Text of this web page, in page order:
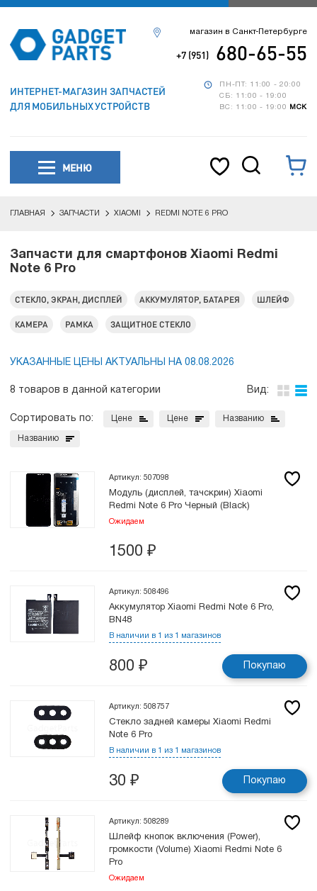
ИНТЕРНЕТ-МАГАЗИН ЗАПЧАСТЕЙ
ДЛЯ МОБИЛЬНЫХ УСТРОЙСТВ
ПН-ПТ: 11:00 - 20:00
СБ: 11:00 - 19:00
ВС: 11:00 - 19:00
МСК
магазин в Санкт-Петербурге
+7 (951) 680-65-55
МЕНЮ
ГЛАВНАЯ ЗАПЧАСТИ XIAOMI REDMI NOTE 6 PRO
Запчасти для смартфонов Xiaomi Redmi
Note 6 Pro
СТЕКЛО, ЭКРАН, ДИСПЛЕЙ АККУМУЛЯТОР, БАТАРЕЯ ШЛЕЙФ
КАМЕРА РАМКА ЗАЩИТНОЕ СТЕКЛО
УКАЗАННЫЕ ЦЕНЫ АКТУАЛЬНЫ НА 08.08.2026
8 товаров в данной категории Вид:
Сортировать по: Цене Цене Названию
Названию
Артикул: 507098
Модуль (дисплей, тачскрин) Xiaomi
Redmi Note 6 Pro Черный (Black)
Ожидаем
1500 ₽
Артикул: 508496
Аккумулятор Xiaomi Redmi Note 6 Pro,
BN48
В наличии в 1 из 1 магазинов
800 ₽ Покупаю
Артикул: 508757
Стекло задней камеры Xiaomi Redmi
Note 6 Pro
В наличии в 1 из 1 магазинов
30 ₽ Покупаю
Артикул: 508289
Шлейф кнопок включения (Power),
громкости (Volume) Xiaomi Redmi Note 6
Pro
Ожидаем